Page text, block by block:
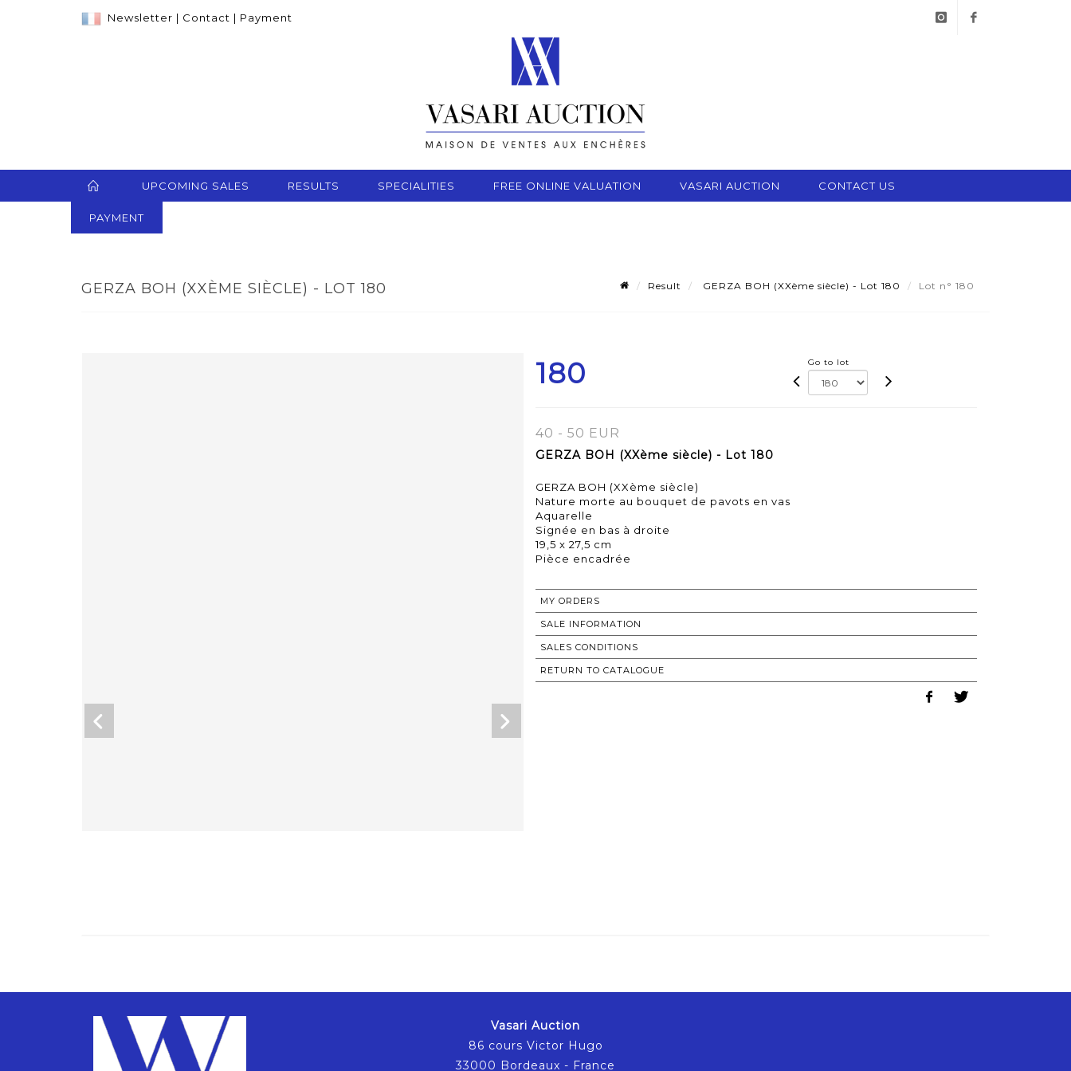
Newsletter | Contact | Payment
UPCOMING SALES RESULTS SPECIALITIES FREE ONLINE VALUATION VASARI AUCTION CONTACT US
PAYMENT
GERZA BOH (XXÈME SIÈCLE) - LOT 180 Result GERZA BOH (XXème siècle) - Lot 180 Lot n° 180
180 Go to lot
40 - 50 EUR
GERZA BOH (XXème siècle) - Lot 180
GERZA BOH (XXème siècle)
Nature morte au bouquet de pavots en vas
Aquarelle
Signée en bas à droite
19,5 x 27,5 cm
Pièce encadrée
MY ORDERS
SALE INFORMATION
SALES CONDITIONS
RETURN TO CATALOGUE
Vasari Auction
86 cours Victor Hugo
33000 Bordeaux - France